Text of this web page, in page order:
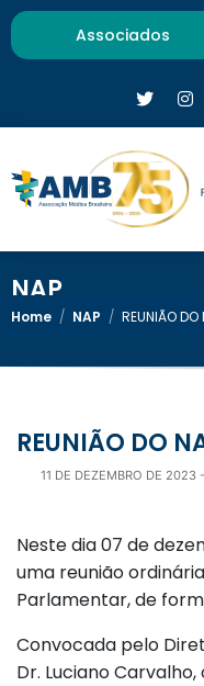
Associados
NAP
Home / NAP / REUNIÃO
REUNIÃO DO
11 DE DEZEMBRO DE 2023
Neste dia 07 de
uma reunião
Parlamentar, de
Convocada pelo
Dr. Luciano